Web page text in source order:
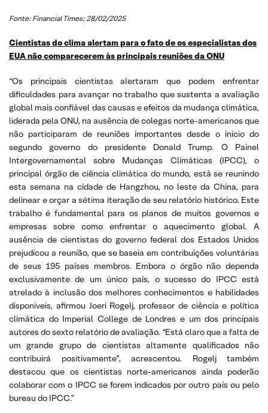
Fonte: Financial Times; 28/02/2025
Cientistas do clima alertam para o fato de os especialistas dos
EUA não comparecerem às principais reuniões da ONU
“Os principais cientistas alertaram que podem enfrentar
dificuldades para avançar no trabalho que sustenta a avaliação
global mais confiável das causas e efeitos da mudança climática,
liderada pela ONU, na ausência de colegas norte-americanos que
não participaram de reuniões importantes desde o início do
segundo governo do presidente Donald Trump. O Painel
Intergovernamental sobre Mudanças Climáticas (IPCC), o
principal órgão de ciência climática do mundo, está se reunindo
esta semana na cidade de Hangzhou, no leste da China, para
delinear e orçar a sétima iteração de seu relatório histórico. Este
trabalho é fundamental para os planos de muitos governos e
empresas sobre como enfrentar o aquecimento global. A
ausência de cientistas do governo federal dos Estados Unidos
prejudicou a reunião, que se baseia em contribuições voluntárias
de seus 195 países membros. Embora o órgão não dependa
exclusivamente de um único país, o sucesso do IPCC está
atrelado à inclusão dos melhores conhecimentos e habilidades
disponíveis, afirmou Joeri Rogelj, professor de ciência e política
climática do Imperial College de Londres e um dos principais
autores do sexto relatório de avaliação. “Está claro que a falta de
um grande grupo de cientistas altamente qualificados não
contribuirá positivamente”, acrescentou. Rogelj também
destacou que os cientistas norte-americanos ainda poderão
colaborar com o IPCC se forem indicados por outro país ou pelo
bureau do IPCC.”